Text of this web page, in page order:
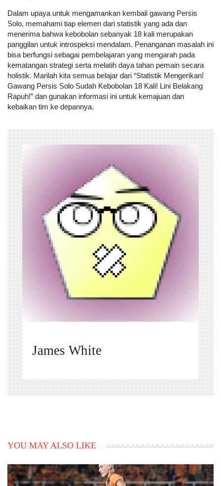
Dalam upaya untuk mengamankan kembali gawang Persis
Solo, memahami tiap elemen dari statistik yang ada dan
menerima bahwa kebobolan sebanyak 18 kali merupakan
panggilan untuk introspeksi mendalam. Penanganan masalah ini
bisa berfungsi sebagai pembelajaran yang mengarah pada
kematangan strategi serta melatih daya tahan pemain secara
holistik. Marilah kita semua belajar dari “Statistik Mengerikan!
Gawang Persis Solo Sudah Kebobolan 18 Kali! Lini Belakang
Rapuh!” dan gunakan informasi ini untuk kemajuan dan
kebaikan tim ke depannya.
James White
YOU MAY ALSO LIKE